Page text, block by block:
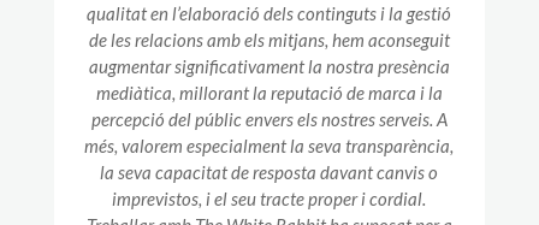
qualitat en l’elaboració dels continguts i la gestió
de les relacions amb els mitjans, hem aconseguit
augmentar significativament la nostra presència
mediàtica, millorant la reputació de marca i la
percepció del públic envers els nostres serveis. A
més, valorem especialment la seva transparència,
la seva capacitat de resposta davant canvis o
imprevistos, i el seu tracte proper i cordial.